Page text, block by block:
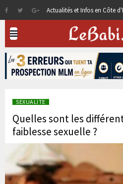
Actualités et Infos en Côte
SEXUALITE
Quelles sont les
faiblesse sexuelle ?